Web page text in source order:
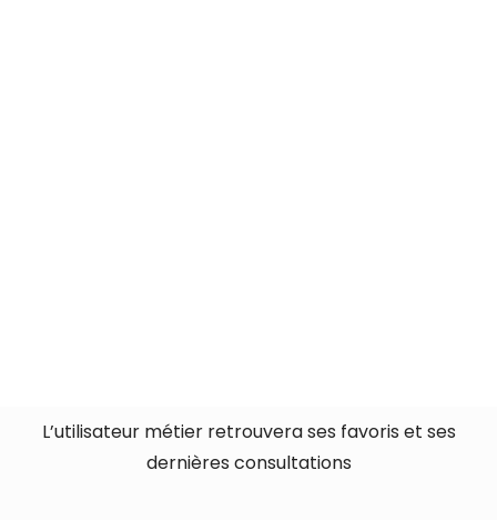
L’utilisateur métier retrouvera ses favoris et ses
dernières consultations